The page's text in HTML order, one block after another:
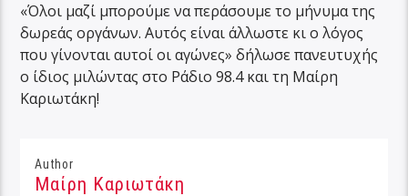
«Όλοι μαζί μπορούμε να περάσουμε το μήνυμα της
δωρεάς οργάνων. Αυτός είναι άλλωστε κι ο λόγος
που γίνονται αυτοί οι αγώνες» δήλωσε πανευτυχής
ο ίδιος μιλώντας στο Ράδιο 98.4 και τη Μαίρη
Καριωτάκη!
Author
Μαίρη Καριωτάκη